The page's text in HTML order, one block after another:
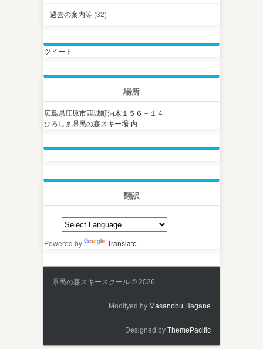
過去の案内等 (32)
ツイート
場所
広島県庄原市西城町油木１５６－１４
ひろしま県民の森スキー場 内
翻訳
Powered by Translate
県民の森スキースクール © 2026
Modifyed by Masanobu Hagane
Designed by ThemePacific